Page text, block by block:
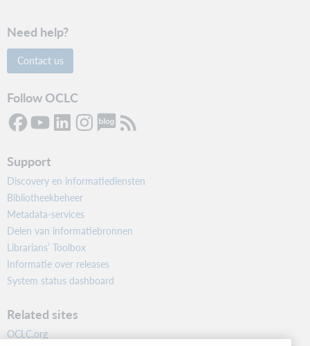
Need help?
Contact us
Follow OCLC
Support
Discovery en informatiediensten
Bibliotheekbeheer
Metadata-services
Delen van informatiebronnen
Librarians’ Toolbox
Informatie over releases
System status dashboard
Related sites
OCLC.org